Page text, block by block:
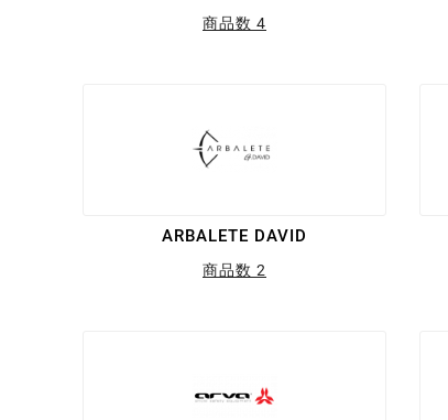
商品数 4
ARBALETE DAVID
商品数 2